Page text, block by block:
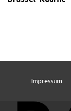
Impressum